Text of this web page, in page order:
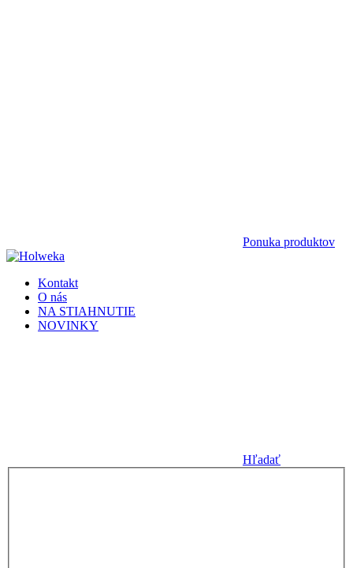
Ponuka produktov
Kontakt
O nás
NA STIAHNUTIE
NOVINKY
Hľadať